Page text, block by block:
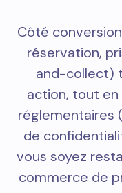
Côté
réservation,
and-collect)
action, tout
réglementaires
de
vous soyez
commerce de